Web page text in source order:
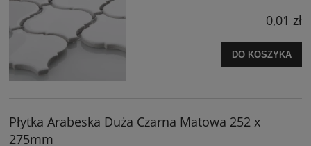
0,01 zł
DO KOSZYKA
Płytka Arabeska Duża Czarna Matowa 252 x
275mm